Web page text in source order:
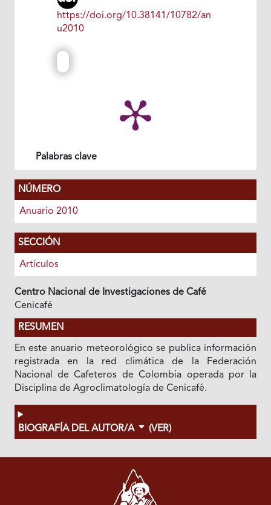
https://doi.org/10.38141/10782/an
u2010
Palabras clave
NÚMERO
Anuario 2010
SECCIÓN
Artículos
Centro Nacional de Investigaciones de Café
Cenicafé
RESUMEN
En este anuario meteorológico se publica información
registrada en la red climática de la Federación
Nacional de Cafeteros de Colombia operada por la
Disciplina de Agroclimatología de Cenicafé.
BIOGRAFÍA DEL AUTOR/A (VER)